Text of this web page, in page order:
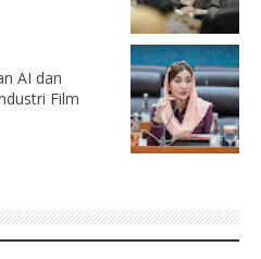
AI dan
Film